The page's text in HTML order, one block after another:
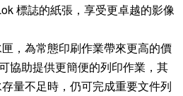
標誌的紙張，享受更卓越的影像
，為常態印刷作業帶來更高的價
協助提供更簡便的列印作業，其
量不足時，仍可完成重要文件列